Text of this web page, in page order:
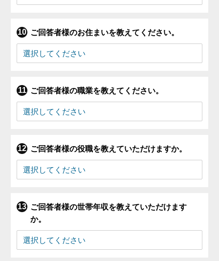
ご回答者様のお住まいを教えてください。
ご回答者様の職業を教えてください。
ご回答者様の役職を教えていただけますか。
ご回答者様の世帯年収を教えていただけます
か。